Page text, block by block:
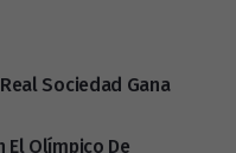
Sociedad Gana
El Olímpico De